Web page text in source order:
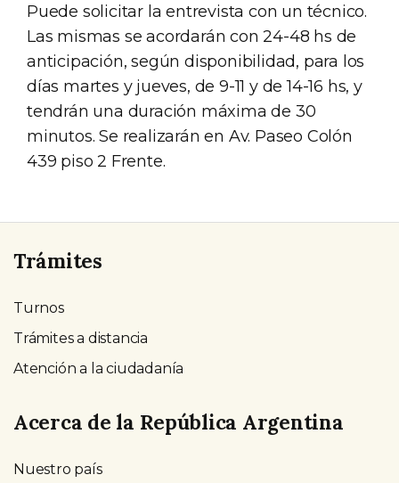
Puede solicitar la entrevista con un técnico.
Las mismas se acordarán con 24-48 hs de
anticipación, según disponibilidad, para los
días martes y jueves, de 9-11 y de 14-16 hs, y
tendrán una duración máxima de 30
minutos. Se realizarán en Av. Paseo Colón
439 piso 2 Frente.
Trámites
Turnos
Trámites a distancia
Atención a la ciudadanía
Acerca de la República Argentina
Nuestro país